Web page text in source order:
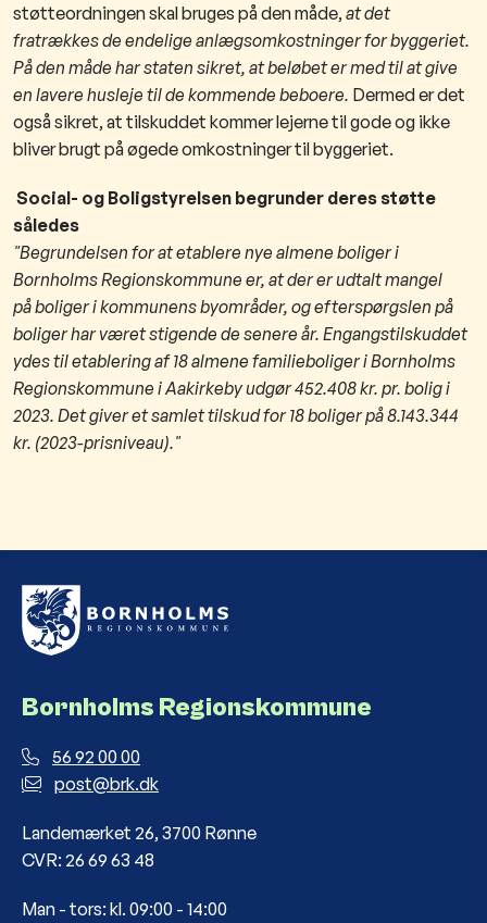
støtteordningen skal bruges på den måde, at det
fratrækkes de endelige anlægsomkostninger for byggeriet.
På den måde har staten sikret, at beløbet er med til at give
en lavere husleje til de kommende beboere. Dermed er det
også sikret, at tilskuddet kommer lejerne til gode og ikke
bliver brugt på øgede omkostninger til byggeriet.
Social- og Boligstyrelsen begrunder deres støtte
således
"Begrundelsen for at etablere nye almene boliger i
Bornholms Regionskommune er, at der er udtalt mangel
påboliger i kommunens byområder, og efterspørgslen på
boliger har været stigende de senere år. Engangstilskuddet
ydes til etablering af 18 almene familieboliger i Bornholms
Regionskommune i Aakirkeby udgør 452.408 kr. pr. bolig i
2023. Det giver et samlet tilskud for 18 boliger på 8.143.344
kr. (2023-prisniveau)."
Bornholms Regionskommune
56 92 00 00
post@brk.dk
Landemærket 26, 3700 Rønne
CVR: 26 69 63 48
Man - tors: kl. 09:00 - 14:00